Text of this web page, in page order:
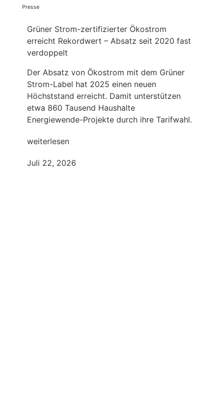
Presse
Grüner Strom-zertifizierter Ökostrom
erreicht Rekordwert – Absatz seit 2020 fast
verdoppelt
Der Absatz von Ökostrom mit dem Grüner
Strom-Label hat 2025 einen neuen
Höchststand erreicht. Damit unterstützen
etwa 860 Tausend Haushalte
Energiewende-Projekte durch ihre Tarifwahl.
weiterlesen
Juli 22, 2026